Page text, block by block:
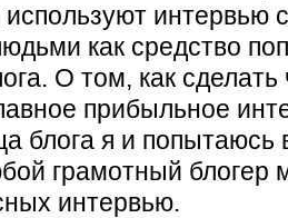
интервью
как средство
О том, как
прибыльное
блога я и попытаюсь
грамотный блогер
интервью.